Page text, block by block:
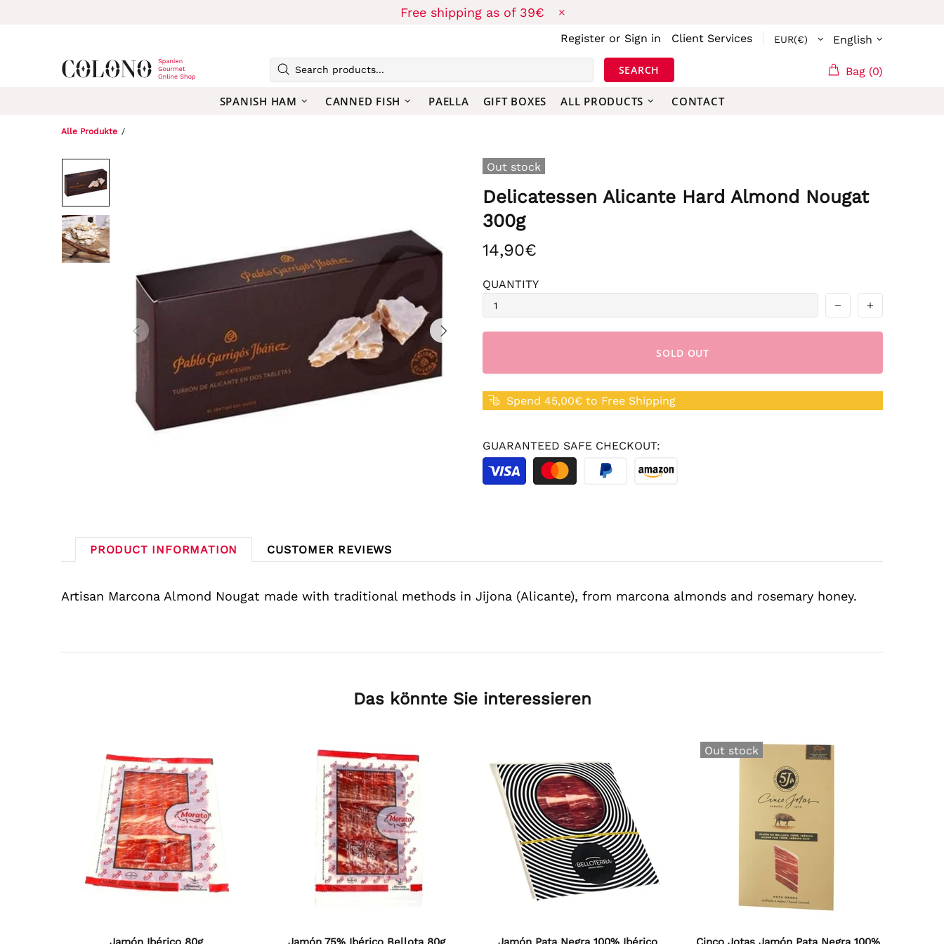
Free shipping as of 39€
Register or Sign in Client Services English
SEARCH Bag (0)
SPANISH HAM CANNED FISH PAELLA GIFT BOXES ALL PRODUCTS CONTACT
Alle Produkte
Out stock
Delicatessen Alicante Hard Almond Nougat
300g
14,90€
QUANTITY
SOLD OUT
Spend 45,00€ to Free Shipping
GUARANTEED SAFE CHECKOUT:
PRODUCT INFORMATION CUSTOMER REVIEWS
Artisan Marcona Almond Nougat made with traditional methods in Jijona (Alicante), from marcona almonds and rosemary honey.
Das könnte Sie interessieren
Out stock Out stock